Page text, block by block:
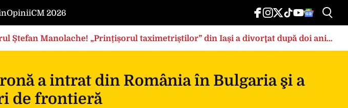
OpiniiCM 2026
Ștefan Manolache! „Prințișorul taximetriștilor” din Iași a divorţat după doi ani
a intrat din România în Bulgaria şi a
de frontieră